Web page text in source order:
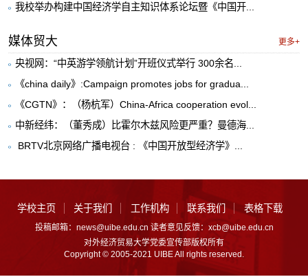
我校举办构建中国经济学自主知识体系论坛暨《中国开...
媒体贸大 更多+
央视网：“中英游学领航计划”开班仪式举行 300余名...
《china daily》:Campaign promotes jobs for gradua...
《CGTN》：（杨杭军）China-Africa cooperation evol...
中新经纬：（董秀成）比霍尔木兹风险更严重？曼德海...
​ BRTV北京网络广播电视台 : 《中国开放型经济学》...
学校主页 关于我们 工作机构 联系我们 表格下载
投稿邮箱：news@uibe.edu.cn 读者意见反馈：xcb@uibe.edu.cn
对外经济贸易大学党委宣传部版权所有
Copyright © 2005-2021 UIBE All rights reserved.